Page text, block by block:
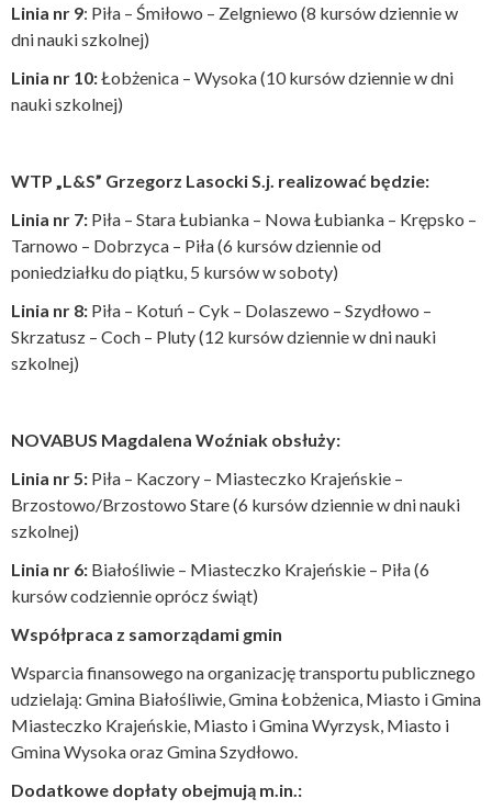
Linia nr 9: Piła – Śmiłowo – Zelgniewo (8 kursów dziennie w
dni nauki szkolnej)
Linia nr 10:Łobżenica – Wysoka (10 kursów dziennie w dni
nauki szkolnej)
WTP „L&S” Grzegorz Lasocki S.j. realizować będzie:
Linia nr 7: Piła – Stara Łubianka – Nowa Łubianka – Krępsko –
Tarnowo – Dobrzyca – Piła (6 kursów dziennie od
poniedziałku do piątku, 5 kursów w soboty)
Linia nr 8: Piła – Kotuń – Cyk – Dolaszewo – Szydłowo –
Skrzatusz – Coch – Pluty (12 kursów dziennie w dni nauki
szkolnej)
NOVABUS Magdalena Woźniak obsłuży:
Linia nr 5: Piła – Kaczory – Miasteczko Krajeńskie –
Brzostowo/Brzostowo Stare (6 kursów dziennie w dni nauki
szkolnej)
Linia nr 6: Białośliwie – Miasteczko Krajeńskie – Piła (6
kursów codziennie oprócz świąt)
Współpraca z samorządami gmin
Wsparcia finansowego na organizację transportu publicznego
udzielają: Gmina Białośliwie, Gmina Łobżenica, Miasto i Gmina
Miasteczko Krajeńskie, Miasto i Gmina Wyrzysk, Miasto i
Gmina Wysoka oraz Gmina Szydłowo.
Dodatkowe dopłaty obejmują m.in.: